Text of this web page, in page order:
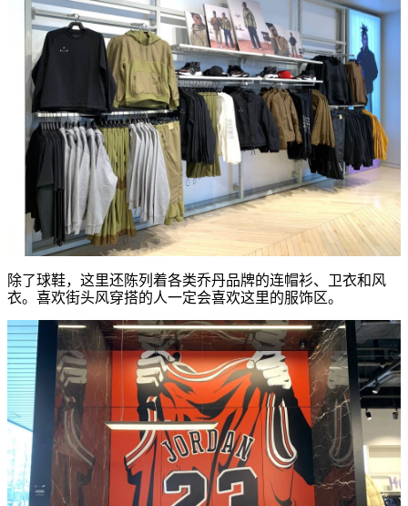
除了球鞋，这里还陈列着各类乔丹品牌的连帽衫、卫衣和风
衣。喜欢街头风穿搭的人一定会喜欢这里的服饰区。